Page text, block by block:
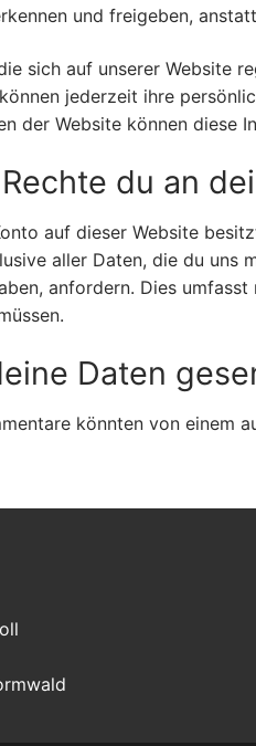
und freigeben,
sich auf unserer Website
jederzeit ihre
der Website können diese
du an
auf dieser Website
aller Daten, die du uns
anfordern. Dies
Daten
könnten von einem